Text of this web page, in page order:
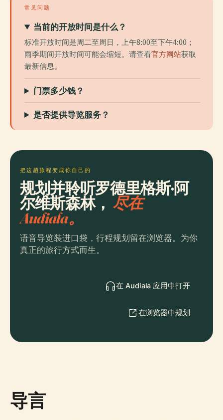
常见问题
当前的开放时间是什么？
标准开放时间是周二至周日，上午8:00至下午4:00；
雨季期间开放时间可能会缩短。请查看官方网站获取
最新信息。
门票多少钱？
是否提供导览服务？
把这趟旅程变成你自己的
规划并聆听罗德里格斯·阿
尔维斯森林， 尽在
Audiala。
语音导览装进口袋，行程规划留在浏览器。为你
真正的旅行方式而生。
在 Audiala 应用中打开
在浏览器中规划
导言